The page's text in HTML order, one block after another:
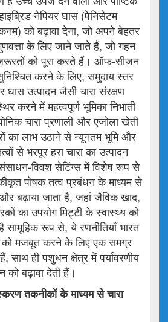
नेपियर घास (पेनिसेटम
को बढ़ावा देना, जो अपने बेहतर
के लिए जाने जाते हैं, जो गहन
को पूरा करते हैं। ऑफ-सीजन
करने के लिए, समुदाय स्तर
उत्पादन जैसी चारा संरक्षण
करने में महत्वपूर्ण भूमिका निभाती
चारा प्रणाली और एजोला खेती
का लाभ उठाने से न्यूनतम भूमि और
से भरपूर हरा चारा का उत्पादन
विवश सेटिंग्स में विशेष रूप से
पोषक तत्व प्रबंधन के माध्यम से
बढ़ाया जाता है, जहां जैविक खाद,
का उपयोग मिट्टी के स्वास्थ्य को
सामूहिक रूप से, ये रणनीतियाँ भारत
को मजबूत करने के लिए एक समग्र
साथ ही पशुधन क्षेत्र में पर्यावरणीय
बढ़ावा देती हैं।
तकनीकोंकेमाध्यमसेचारा